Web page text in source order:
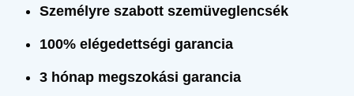
Személyre szabott szemüveglencsék
100% elégedettségi garancia
3 hónap megszokási garancia